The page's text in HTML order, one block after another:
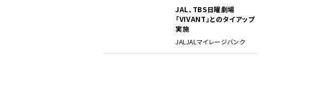
JAL、TBS日曜劇場
「VIVANT」とのタイアップ
実施
JAL JALマイレージバンク